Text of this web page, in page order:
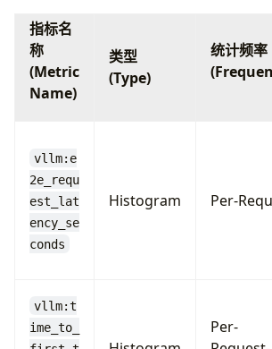
指标名
称
(Metric
Name)
类型
(Type)
统计频率
vllm:e
2e_requ
est_lat
ency_se
conds
Histogram Per-
vllm:t
ime_to_
Per-